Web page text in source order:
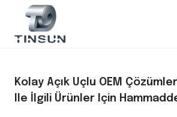
Kolay Açık Uçlu OEM
Ile İlgili Ürünler Için